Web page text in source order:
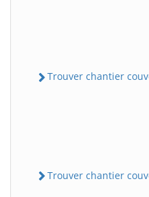
Trouver chantier
Trouver chantier